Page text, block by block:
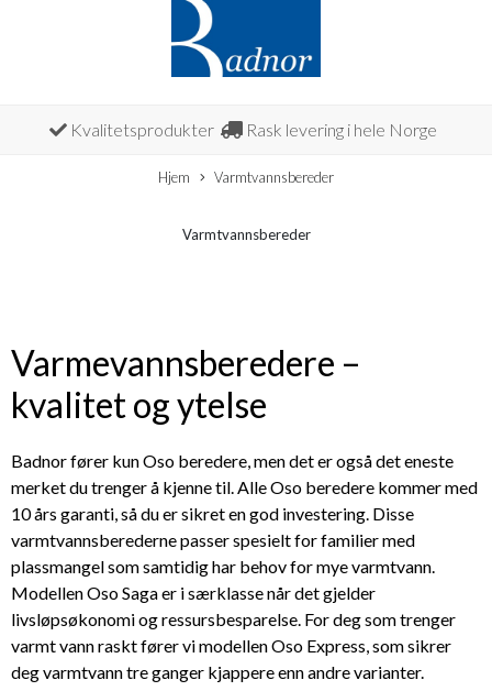
Kvalitetsprodukter Rask levering i hele Norge
Hjem Varmtvannsbereder
Varmtvannsbereder
Varmevannsberedere –
kvalitet og ytelse
Badnor fører kun Oso beredere, men det er også det eneste
merket du trenger å kjenne til. Alle Oso beredere kommer med
10 års garanti, så du er sikret en god investering. Disse
varmtvannsberederne passer spesielt for familier med
plassmangel som samtidig har behov for mye varmtvann.
Modellen Oso Saga er i særklasse når det gjelder
livsløpsøkonomi og ressursbesparelse. For deg som trenger
varmt vann raskt fører vi modellen Oso Express, som sikrer
deg varmtvann tre ganger kjappere enn andre varianter.